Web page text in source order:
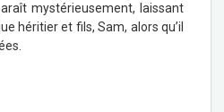
mystérieusement, laissant
héritier et fils, Sam, alors qu’il